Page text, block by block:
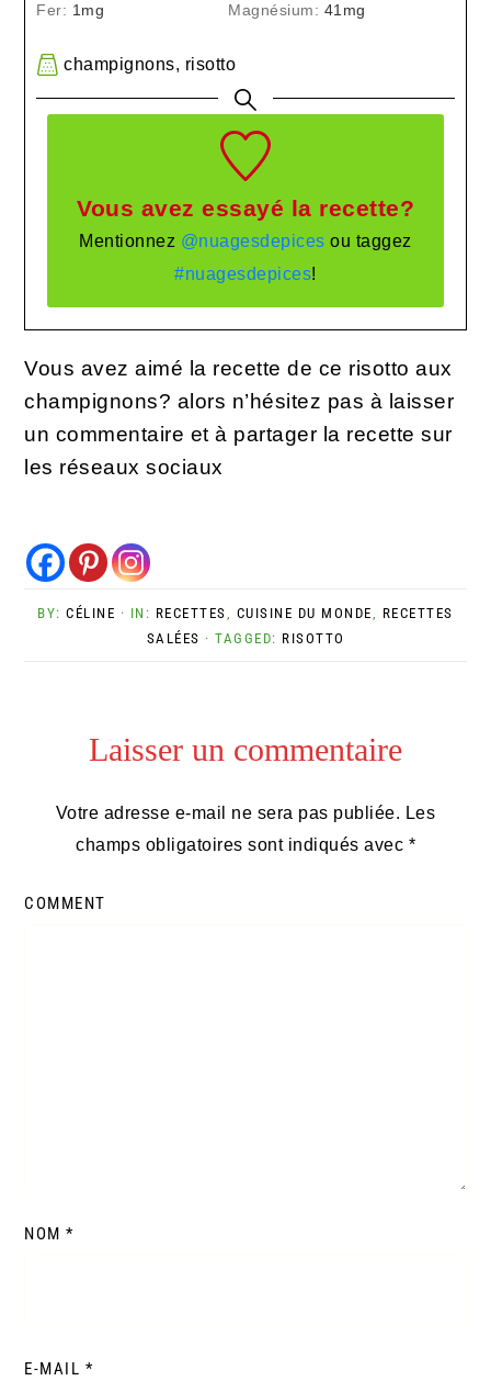
Fer: 1mg Magnésium: 41mg
champignons, risotto
Vous avez essayé la recette?
Mentionnez @nuagesdepices ou taggez
#nuagesdepices!
Vous avez aimé la recette de ce risotto aux
champignons? alors n’hésitez pas à laisser
un commentaire et à partager la recette sur
les réseaux sociaux
BY:CÉLINE · IN: RECETTES, CUISINE DU MONDE, RECETTES
SALÉES · TAGGED: RISOTTO
lecteur
Laisser un commentaire
Votre adresse e-mail ne sera pas publiée. Les
champs obligatoires sont indiqués avec *
COMMENT
NOM *
E-MAIL *